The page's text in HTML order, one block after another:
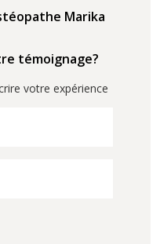
Marika
témoignage?
votre expérience